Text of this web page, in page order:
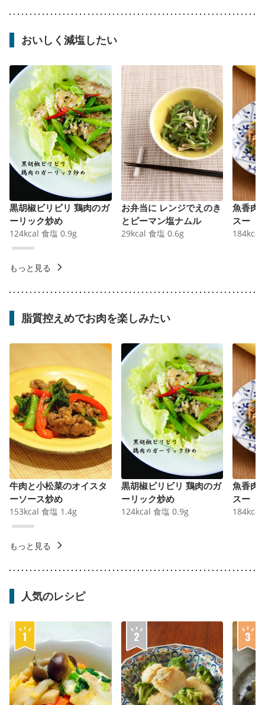
おいしく減塩したい
黒胡椒ビリビリ 鶏肉のガ
ーリック炒め
124kcal 食塩 0.9g
お弁当に レンジでえのき
とピーマン塩ナムル
29kcal 食塩 0.6g
魚香肉
スー
184kcal
もっと見る
脂質控えめでお肉を楽しみたい
牛肉と小松菜のオイスタ
ーソース炒め
153kcal 食塩 1.4g
黒胡椒ビリビリ 鶏肉のガ
ーリック炒め
124kcal 食塩 0.9g
魚香肉
スー
184kcal
もっと見る
人気のレシピ